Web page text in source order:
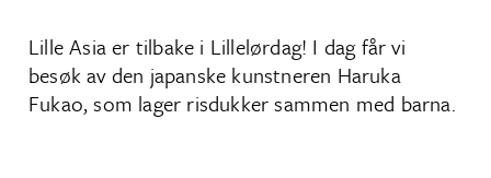
Lille Asia er tilbake i Lillelørdag! I dag får vi
besøk av den japanske kunstneren Haruka
Fukao, som lager risdukker sammen med barna.